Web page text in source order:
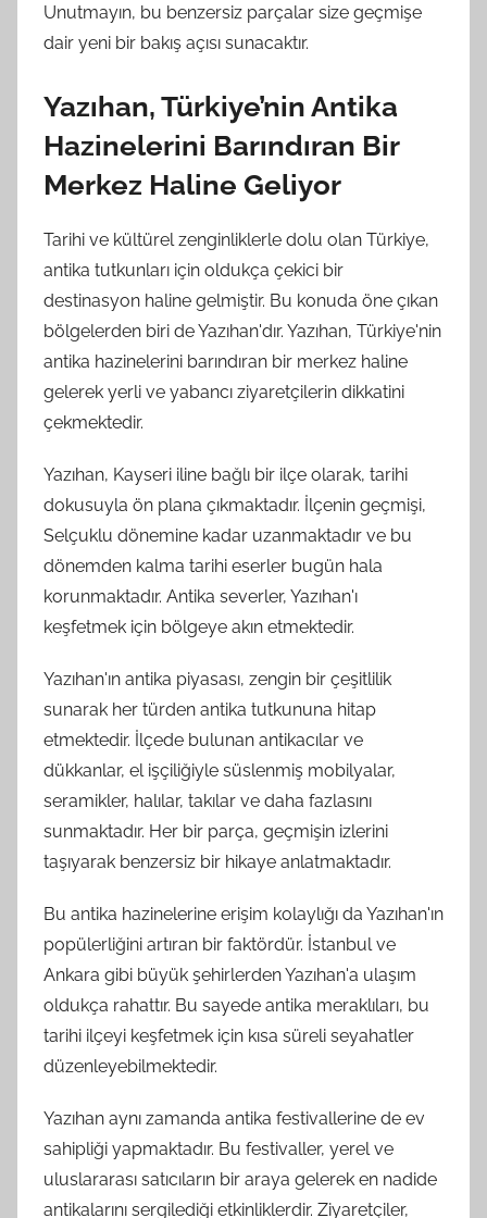
Unutmayın, bu benzersiz parçalar size geçmişe
dair yeni bir bakış açısı sunacaktır.
Yazıhan, Türkiye’nin Antika
Hazinelerini Barındıran Bir
Merkez Haline Geliyor
Tarihi ve kültürel zenginliklerle dolu olan Türkiye,
antika tutkunları için oldukça çekici bir
destinasyon haline gelmiştir. Bu konuda öne çıkan
bölgelerden biri de Yazıhan'dır. Yazıhan, Türkiye'nin
antika hazinelerini barındıran bir merkez haline
gelerek yerli ve yabancı ziyaretçilerin dikkatini
çekmektedir.
Yazıhan, Kayseri iline bağlı bir ilçe olarak, tarihi
dokusuyla ön plana çıkmaktadır. İlçenin geçmişi,
Selçuklu dönemine kadar uzanmaktadır ve bu
dönemden kalma tarihi eserler bugün hala
korunmaktadır. Antika severler, Yazıhan'ı
keşfetmek için bölgeye akın etmektedir.
Yazıhan'ın antika piyasası, zengin bir çeşitlilik
sunarak her türden antika tutkununa hitap
etmektedir. İlçede bulunan antikacılar ve
dükkanlar, el işçiliğiyle süslenmiş mobilyalar,
seramikler, halılar, takılar ve daha fazlasını
sunmaktadır. Her bir parça, geçmişin izlerini
taşıyarak benzersiz bir hikaye anlatmaktadır.
Bu antika hazinelerine erişim kolaylığı da Yazıhan'ın
popülerliğini artıran bir faktördür. İstanbul ve
Ankara gibi büyük şehirlerden Yazıhan'a ulaşım
oldukça rahattır. Bu sayede antika meraklıları, bu
tarihi ilçeyi keşfetmek için kısa süreli seyahatler
düzenleyebilmektedir.
Yazıhan aynı zamanda antika festivallerine de ev
sahipliği yapmaktadır. Bu festivaller, yerel ve
uluslararası satıcıların bir araya gelerek en nadide
antikalarını sergilediği etkinliklerdir. Ziyaretçiler,